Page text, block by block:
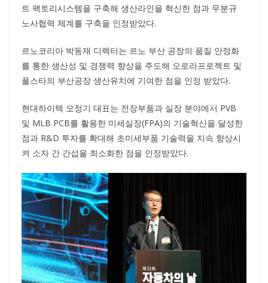
트 팩토리시스템을 구축해 생산라인을 혁신한 점과 무분규
노사협력 체계를 구축을 인정받았다.
르노코리아 박동재 디렉터는 르노 부산 공장의 품질 안정화
를 통한 생산성 및 경쟁력 향상을 주도해 오로라프로젝트 및
폴스타의 부산공장 생산유치에 기여한 점을 인정 받았다.
현대하이텍 오정기 대표는 전장부품과 실장 분야에서 PVB
및 MLB PCB를 활용한 미세실장(FPA)의 기술혁신을 달성한
점과 R&D 투자를 확대해 초미세부품 기술력을 지속 향상시
켜 소자 간 간섭을 최소화한 점을 인정받았다.